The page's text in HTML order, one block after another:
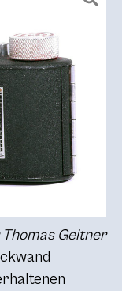
Thomas Geitner